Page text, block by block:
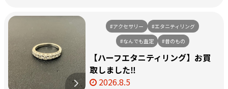
#アクセサリー
#エタニティリング
#なんでも査定
#昔のもの
【ハーフエタニティリング】お買
取しました‼️
2026.8.5